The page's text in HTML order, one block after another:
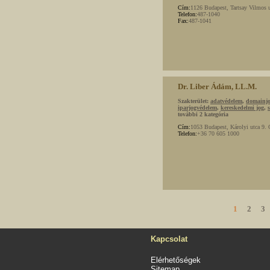
Cím:1126 Budapest, Tartsay Vilmos
Telefon:487-1040
Fax:487-1041
Dr. Liber Ádám, LL.M.
Szakterület: adatvédelem,
iparjogvédelem, kereskedelmi jog,
további 2 kategória
Cím:1053 Budapest, Károlyi utca
Telefon:+36 70 605 1000
1 2 3
Kapcsolat
Elérhetőségek